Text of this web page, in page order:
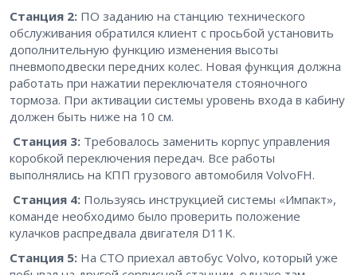
Станция 2: ПО заданию на станцию технического
обслуживания обратился клиент с просьбой установить
дополнительную функцию изменения высоты
пневмоподвески передних колес. Новая функция должна
работать при нажатии переключателя стояночного
тормоза. При активации системы уровень входа в кабину
должен быть ниже на 10 см.
Станция 3: Требовалось заменить корпус управления
коробкой переключения передач. Все работы
выполнялись на КПП грузового автомобиля VolvoFH.
Станция 4: Пользуясь инструкцией системы «Импакт»,
команде необходимо было проверить положение
кулачков распредвала двигателя D11K.
Станция 5: На СТО приехал автобус Volvo, который уже